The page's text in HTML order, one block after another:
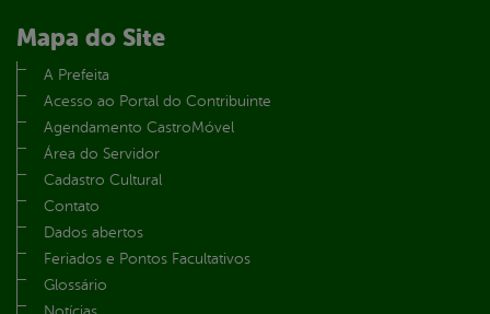
Mapa do Site
A Prefeita
Acesso ao Portal do Contribuinte
Agendamento CastroMóvel
Área do Servidor
Cadastro Cultural
Contato
Dados abertos
Feriados e Pontos Facultativos
Glossário